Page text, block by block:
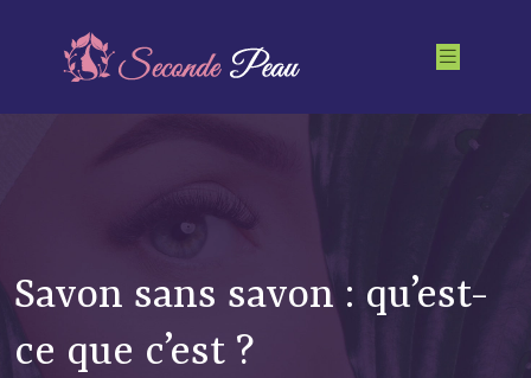
Savon sans savon : qu’est-
ce que c’est ?